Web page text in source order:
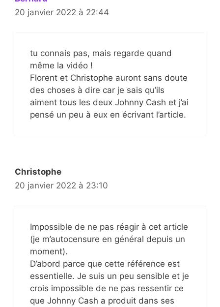
20 janvier 2022 à 22:44
tu connais pas, mais regarde quand
même la vidéo !
Florent et Christophe auront sans doute
des choses à dire car je sais qu’ils
aiment tous les deux Johnny Cash et j’ai
pensé un peu à eux en écrivant l’article.
Christophe
20 janvier 2022 à 23:10
Impossible de ne pas réagir à cet article
(je m’autocensure en général depuis un
moment).
D’abord parce que cette référence est
essentielle. Je suis un peu sensible et je
crois impossible de ne pas ressentir ce
que Johnny Cash a produit dans ses